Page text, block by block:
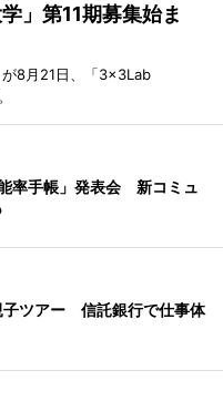
」第11期募集始ま
8月21日、「3×3Lab
率手帳」発表会 新コミュ
子ツアー 信託銀行で仕事体